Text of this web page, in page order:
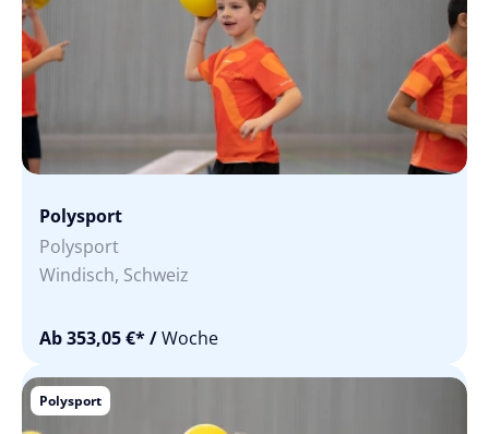
Polysport
Polysport
Windisch, Schweiz
Ab 353,05 €*/Woche
Polysport